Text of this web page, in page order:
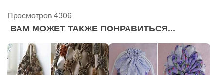
Просмотров 4306
ВАМ МОЖЕТ ТАКЖЕ ПОНРАВИТЬСЯ...